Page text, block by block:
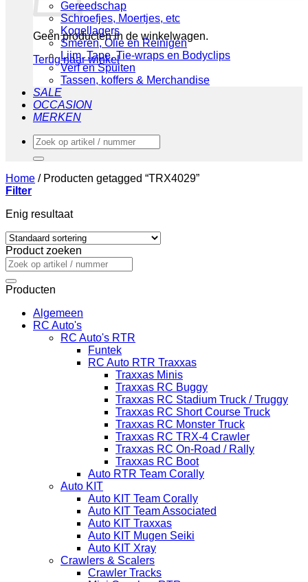
Geen producten in de winkelwagen.
Terug naar winkel
Gereedschap
Schroefjes, Moertjes, etc
Kogellagers
Smeren, Olie en Reinigen
Lijm, Tape, Tie-wraps en Bodyclips
Verf en Spuiten
Tassen, koffers & Merchandise
SALE
OCCASION
MERKEN
Zoeken
naar:
Home /Producten getagged “TRX4029”
Filter
Enig resultaat
Product zoeken
Zoeken
naar:
Producten
Algemeen
RC Auto's
RC Auto's RTR
Funtek
RC Auto RTR Traxxas
Traxxas Minis
Traxxas RC Buggy
Traxxas RC Stadium Truck / Truggy
Traxxas RC Short Course Truck
Traxxas RC Monster Truck
Traxxas RC TRX-4 Crawler
Traxxas RC On-Road / Rally
Traxxas RC Boot
Auto RTR Team Corally
Auto KIT
Auto KIT Team Corally
Auto KIT Team Associated
Auto KIT Traxxas
Auto KIT Mugen Seiki
Auto KIT Xray
Crawlers & Scalers
Crawler Tracks